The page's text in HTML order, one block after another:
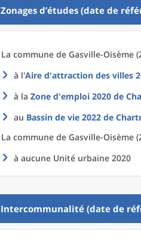
Zonages d’études (date de
La commune de Gasville-Oisème
à l'Aire d'attraction des villes
à la Zone d'emploi 2020 de
au Bassin de vie 2022 de
La commune de Gasville-Oisème
à aucune Unité urbaine 2020
Intercommunalité (date de